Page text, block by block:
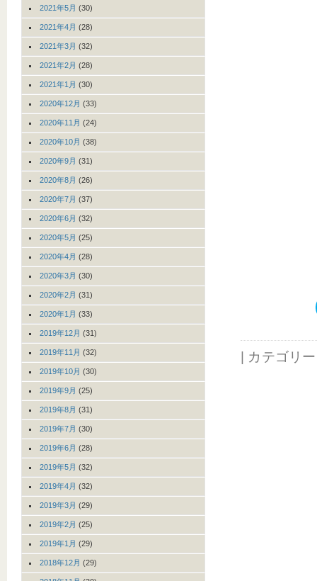
| カテゴリ
2021年5月 (30)
2021年4月 (28)
2021年3月 (32)
2021年2月 (28)
2021年1月 (30)
2020年12月 (33)
2020年11月 (24)
2020年10月 (38)
2020年9月 (31)
2020年8月 (26)
2020年7月 (37)
2020年6月 (32)
2020年5月 (25)
2020年4月 (28)
2020年3月 (30)
2020年2月 (31)
2020年1月 (33)
2019年12月 (31)
2019年11月 (32)
2019年10月 (30)
2019年9月 (25)
2019年8月 (31)
2019年7月 (30)
2019年6月 (28)
2019年5月 (32)
2019年4月 (32)
2019年3月 (29)
2019年2月 (25)
2019年1月 (29)
2018年12月 (29)